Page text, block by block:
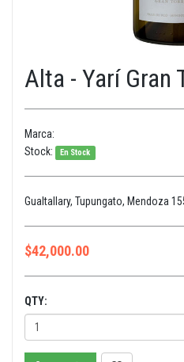
Alta - Yarí Gran
Marca:
Stock:
En Stock
Gualtallary, Tupungato, Mendoza
$42,000.00
QTY: